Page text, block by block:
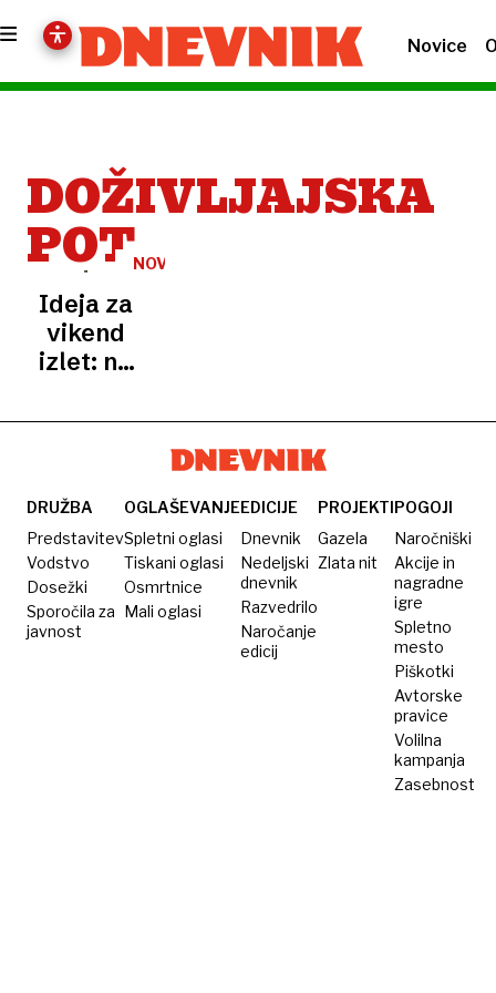
Novice
DOŽIVLJAJSKA
POTNOVA
Ideja za
vikend
izlet: na
čaka
zaklad
DRUŽBA
Predstavitev
Vodstvo
Dosežki
Sporočila za
javnost
OGLAŠEVANJE
Spletni oglasi
Tiskani oglasi
Osmrtnice
Mali oglasi
EDICIJE
Dnevnik
Nedeljski
dnevnik
Razvedrilo
Naročanje
edicij
PROJEKTI
Gazela
Zlata nit
POGOJI
Naročniški
Akcije in
nagradne
igre
Spletno
mesto
Piškotki
Avtorske
pravice
Volilna
kampanja
Zasebnost